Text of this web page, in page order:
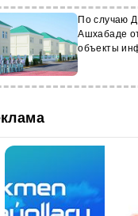
По случаю
Ашхабаде
объекты